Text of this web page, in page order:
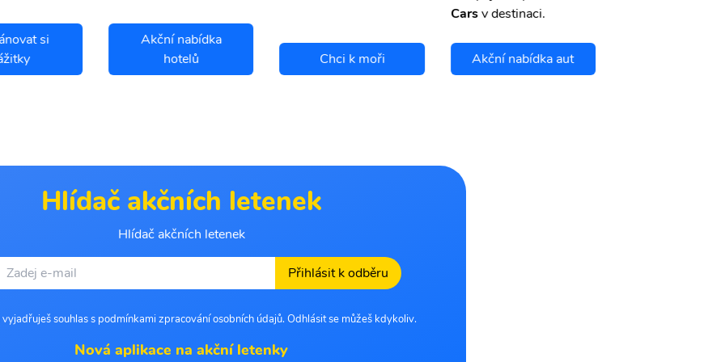
si
Akční nabídka
hotelů
Chci k moři
Carsv destinaci.
Akční nabídka aut
Hlídač akčních letenek
Hlídač akčních letenek
Přihlásit k odběru
vyjadřuješ souhlas s podmínkami zpracování osobních údajů. Odhlásit se můžeš kdykoliv.
Nová aplikace na akční letenky